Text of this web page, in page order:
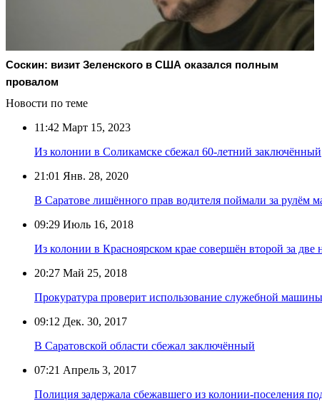
Соскин: визит Зеленского в США оказался полным
провалом
Новости по теме
11:42 Март 15, 2023
Из колонии в Соликамске сбежал 60-летний заключённый
21:01 Янв. 28, 2020
В Саратове лишённого прав водителя поймали за рулём
09:29 Июль 16, 2018
Из колонии в Красноярском крае совершён второй за две
20:27 Май 25, 2018
Прокуратура проверит использование служебной
09:12 Дек. 30, 2017
В Саратовской области сбежал заключённый
07:21 Апрель 3, 2017
Полиция задержала сбежавшего из колонии-поселения